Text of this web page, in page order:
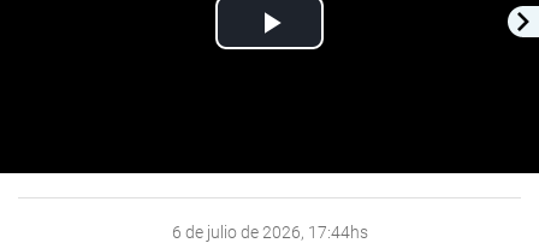
Play
6 de julio de 2026, 17:44hs